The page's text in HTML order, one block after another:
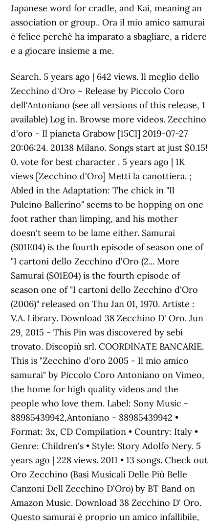
Japanese word for cradle, and Kai, meaning an
association or group.. Ora il mio amico samurai
è felice perchè ha imparato a sbagliare, a ridere
e a giocare insieme a me.
Search. 5 years ago | 642 views. Il meglio dello
Zecchino d'Oro ~ Release by Piccolo Coro
dell'Antoniano (see all versions of this release, 1
available) Log in. Browse more videos. Zecchino
d'oro - Il pianeta Grabow [15Cl] 2019-07-27
20:06:24. 20138 Milano. Songs start at just $0.15!
0. vote for best character . 5 years ago | 1K
views [Zecchino d'Oro] Metti la canottiera. ;
Abled in the Adaptation: The chick in "Il
Pulcino Ballerino" seems to be hopping on one
foot rather than limping, and his mother
doesn't seem to be lame either. Samurai
(S01E04) is the fourth episode of season one of
"I cartoni dello Zecchino d'Oro (2... More
Samurai (S01E04) is the fourth episode of
season one of "I cartoni dello Zecchino d'Oro
(2006)" released on Thu Jan 01, 1970. Artiste :
V.A. Library. Download 38 Zecchino D' Oro. Jun
29, 2015 - This Pin was discovered by sebi
trovato. Discopiù srl. COORDINATE BANCARIE.
This is "Zecchino d'oro 2005 - Il mio amico
samurai" by Piccolo Coro Antoniano on Vimeo,
the home for high quality videos and the
people who love them. Label: Sony Music -
88985439942,Antoniano - 88985439942 •
Format: 3x, CD Compilation • Country: Italy •
Genre: Children's • Style: Story Adolfo Nery. 5
years ago | 228 views. 2011 • 13 songs. Check out
Oro Zecchino (Basi Musicali Delle Più Belle
Canzoni Dell Zecchino D'Oro) by BT Band on
Amazon Music. Download 38 Zecchino D' Oro.
Questo samurai è proprio un amico infallibile,